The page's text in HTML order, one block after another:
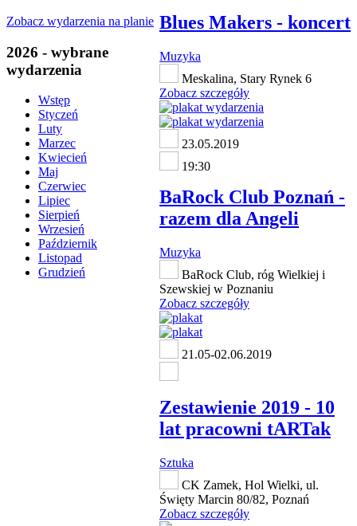
Zobacz wydarzenia na planie
2026 - wybrane
wydarzenia
Wstęp
Styczeń
Luty
Marzec
Kwiecień
Maj
Czerwiec
Lipiec
Sierpień
Wrzesień
Październik
Listopad
Grudzień
Blues Makers - koncert
Muzyka
Meskalina, Stary Rynek 6
Zobacz szczegóły
23.05.2019
19:30
BaRock Club Poznań -
razem dla Angeli
Muzyka
BaRock Club, róg Wielkiej i
Szewskiej w Poznaniu
Zobacz szczegóły
21.05-02.06.2019
Zestawienie 2019 - 10
lat pracowni tARTak
Sztuka
CK Zamek, Hol Wielki, ul.
Święty Marcin 80/82, Poznań
Zobacz szczegóły